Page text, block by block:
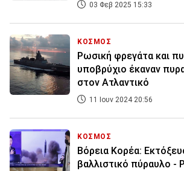
03 Φεβ 2025 15:33
ΚΟΣΜΟΣ
Ρωσική φρεγάτα και
υποβρύχιο έκαναν
στον Ατλαντικό
11 Ιουν 2024 20:56
ΚΟΣΜΟΣ
Βόρεια Κορέα:
βαλλιστικό πύραυλο -